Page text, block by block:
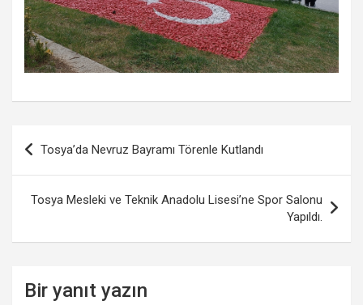
Yazı
gezinmesi
Tosya’da Nevruz Bayramı Törenle Kutlandı
Tosya Mesleki ve Teknik Anadolu Lisesi’ne Spor Salonu
Yapıldı.
Bir yanıt yazın